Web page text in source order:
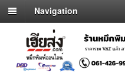
Navigation